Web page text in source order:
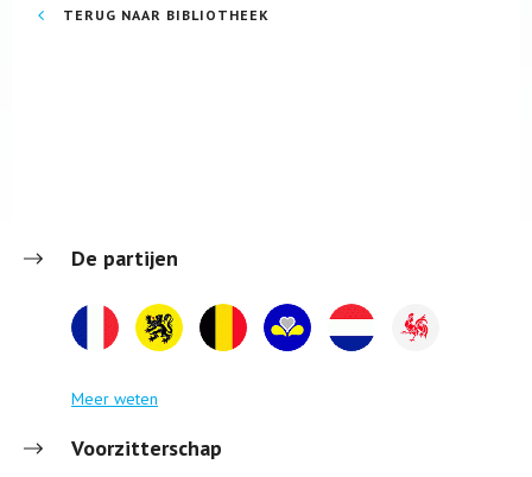
TERUG NAAR BIBLIOTHEEK
De partijen
Meer weten
Voorzitterschap